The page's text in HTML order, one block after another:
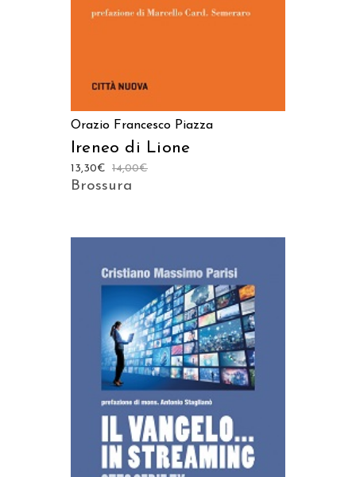
Orazio Francesco Piazza
Ireneo di Lione
14,00€
13,30€
Brossura
AGGIUNGI AL CARRELLO